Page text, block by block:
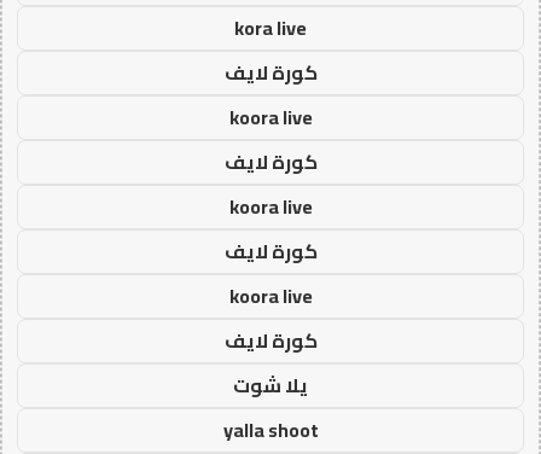
kora live
كورة لايف
koora live
كورة لايف
koora live
كورة لايف
koora live
كورة لايف
يلا شوت
yalla shoot